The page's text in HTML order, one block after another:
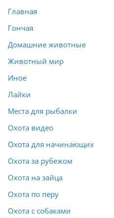
Главная
Гончая
Домашние животные
Животный мир
Иное
Лайки
Места для рыбалки
Охота видео
Охота для начинающих
Охота за рубежом
Охота на зайца
Охота по перу
Охота с собаками